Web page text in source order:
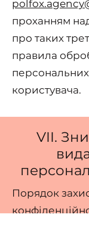
проханням
про таких
правила
користувача.
VII.
Порядок